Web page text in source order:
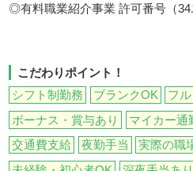
◎有料職業紹介事業 許可番号（34
こだわりポイント！
シフト制勤務
ブランクOK
フ
ボーナス・賞与あり
マイカー通
交通費支給
夜勤手当 実際の職